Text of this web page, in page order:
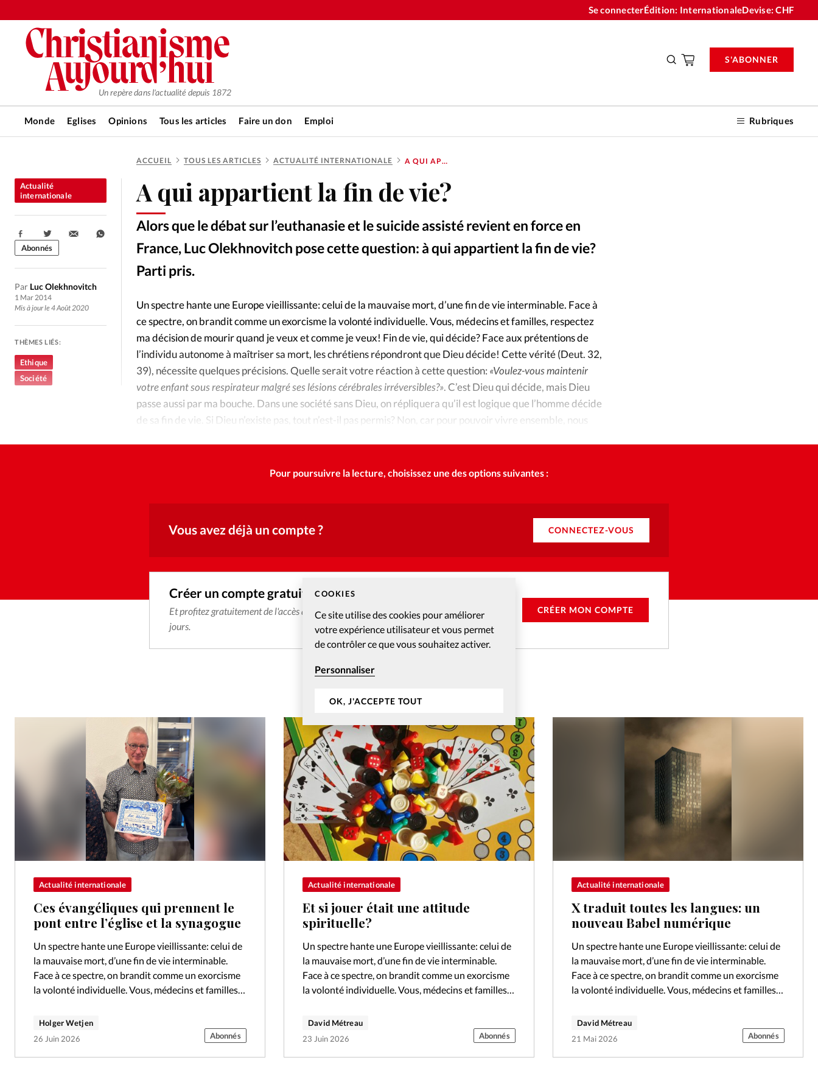
COOKIES
Ce site utilise des cookies pour améliorer
votre expérience utilisateur et vous permet
de contrôler ce que vous souhaitez activer.
Personnaliser
OK, J'ACCEPTE TOUT
Se connecterÉdition: InternationaleDevise:CHF
Un repère dans l'actualité depuis 1872
Monde Eglises Opinions Tous les articles Faire un don Emploi Rubriques
S'ABONNER
RUBRIQUES
Tous les articles
Actualité chrétienne
Actualité internationale
Chronique
Culture
Dossier
Génération réveil
Monde
Opinions
Publireportage
Relations Aujourd'hui
Société
Tour du monde des Eglises
Vécu Vie Intérieure
Faire un don
À propos
La rédaction
Mon compte
Changemement d'adresse
Nous contacter
Emploi
ACCUEIL TOUS LES ARTICLES ACTUALITÉ INTERNATIONALE A QUI APPARTIENT LA FIN DE VIE?
A qui appartient la fin de vie?
Alors que le débat sur l’euthanasie et le suicide assisté revient en force en
France, Luc Olekhnovitch pose cette question: à qui appartient la fin de vie?
Parti pris.
Actualité
internationale
Par Luc Olekhnovitch
1 Mar 2014
Mis à jour le 4 Août 2020
Partager:
Abonnés
THÈMES LIÉS:
Ethique
Société
Un spectre hante une Europe vieillissante: celui de la mauvaise mort, d’une fin de vie interminable. Face à
ce spectre, on brandit comme un exorcisme la volonté individuelle. Vous, médecins et familles, respectez
ma décision de mourir quand je veux et comme je veux! Fin de vie, qui décide? Face aux prétentions de
l’individu autonome à maîtriser sa mort, les chrétiens répondront que Dieu décide! Cette vérité (Deut. 32,
39), nécessite quelques précisions. Quelle serait votre réaction à cette question:«Voulez-vous maintenir
votre enfant sous respirateur malgré ses lésions cérébrales irréversibles?». C’est Dieu qui décide, mais Dieu
passe aussi par ma bouche. Dans une société sans Dieu, on répliquera qu’il est logique que l’homme décide
de sa fin de vie. Si Dieu n’existe pas, tout n’est-il pas permis? Non, car pour pouvoir vivre ensemble, nous
Pour poursuivre la lecture, choisissez une des options suivantes :
Vous avez déjà un compte ? CONNECTEZ-VOUS
Créer un compte gratuitement
Et profitez gratuitement de l'accès aux articles web réservés aux abonnés pendant 14
jours.
CRÉER MON COMPTE
Actualité internationale
Ces évangéliques qui prennent le
pont entre l’église et la synagogue
Un spectre hante une Europe vieillissante: celui de
la mauvaise mort, d’une fin de vie interminable.
Face à ce spectre, on brandit comme un exorcisme
la volonté individuelle. Vous, médecins et familles,
Holger Wetjen
26 Juin 2026
Abonnés
Actualité internationale
Et si jouer était une attitude
spirituelle?
Un spectre hante une Europe vieillissante: celui de
la mauvaise mort, d’une fin de vie interminable.
Face à ce spectre, on brandit comme un exorcisme
la volonté individuelle. Vous, médecins et familles,
David Métreau
23 Juin 2026
Abonnés
Actualité internationale
X traduit toutes les langues: un
nouveau Babel numérique
Un spectre hante une Europe vieillissante: celui de
la mauvaise mort, d’une fin de vie interminable.
Face à ce spectre, on brandit comme un exorcisme
la volonté individuelle. Vous, médecins et familles,
David Métreau
21 Mai 2026
Abonnés